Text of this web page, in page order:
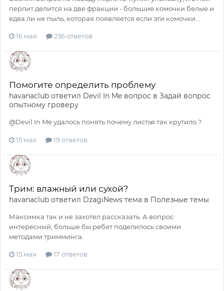
перлит делится на две фракции - большие комочки белые и
едва ли не пыль, которая появляется если эти комочки...
16 мая 236 ответов
Помогите определить проблему
havanaclub ответил Devil In Me вопрос в Задай вопрос
опытному гроверу
@Devil In Me удалось понять почему листья так крутило ?
15 мая 19 ответов
Трим: влажный или сухой?
havanaclub ответил DzagiNews тема в Полезные темы
Максимка так и не захотел рассказать. А вопрос
интересный, больше бы ребят поделилось своими
методами тримминга.
15 мая 17 ответов